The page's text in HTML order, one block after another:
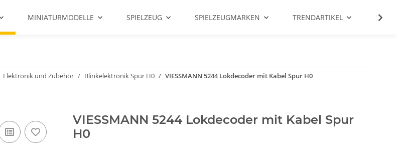
MINIATURMODELLE SPIELZEUG SPIELZEUGMARKEN TRENDARTIKEL SALE %
Elektronik und Zubehör Blinkelektronik Spur H0 VIESSMANN 5244 Lokdecoder mit Kabel Spur H0
VIESSMANN 5244 Lokdecoder mit Kabel Spur
H0